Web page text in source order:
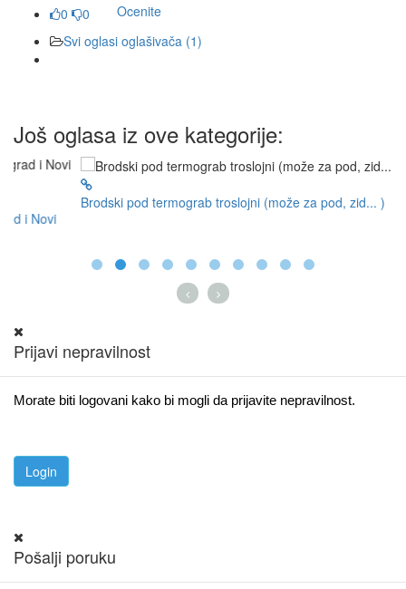
0
0
Ocenite
Svi oglasi oglašivača (1)
Još oglasa iz ove kategorije:
Brodski pod termograb troslojni (može za pod, zid... )
Prijavi nepravilnost
Morate biti logovani kako bi mogli da prijavite nepravilnost.
Pošalji poruku